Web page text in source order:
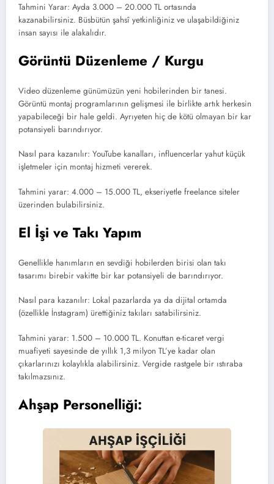
Tahmini Yarar: Ayda 3.000 – 20.000 TL ortasında
kazanabilirsiniz. Büsbütün şahsî yetkinliğiniz ve ulaşabildiğiniz
insan sayısı ile alakalıdır.
Görüntü Düzenleme / Kurgu
Video düzenleme günümüzün yeni hobilerinden bir tanesi.
Görüntü montaj programlarının gelişmesi ile birlikte artık herkesin
yapabileceği bir hale geldi. Ayrıyeten hiç de kötü olmayan bir kar
potansiyeli barındırıyor.
Nasıl para kazanılır: YouTube kanalları, influencerlar yahut küçük
işletmeler için montaj hizmeti vererek.
Tahmini yarar: 4.000 – 15.000 TL, ekseriyetle freelance siteler
üzerinden bulabilirsiniz.
El İşi ve Takı Yapım
Genellikle hanımların en sevdiği hobilerden birisi olan takı
tasarımı birebir vakitte bir kar potansiyeli de barındırıyor.
Nasıl para kazanılır: Lokal pazarlarda ya da dijital ortamda
(özellikle İnstagram) ürettiğiniz takıları satabilirsiniz.
Tahmini yarar: 1.500 – 10.000 TL. Konuttan e-ticaret vergi
muafiyeti sayesinde de yıllık 1,3 milyon TL’ye kadar olan
çıkarlarınızı kolaylıkla alabilirsiniz. Vergide rastgele bir ıstıraba
takılmazsınız.
Ahşap Personelliği: